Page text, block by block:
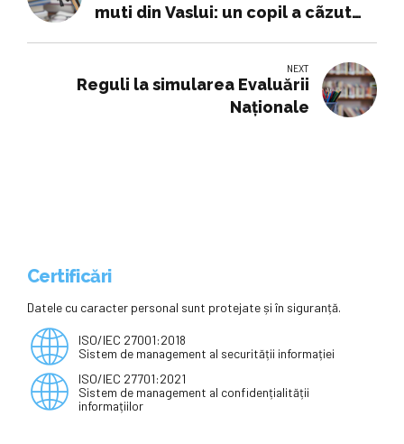
muti din Vaslui: un copil a cãzut
NEXT
Reguli la simularea Evaluării
Naţionale
Certificări
Datele cu caracter personal sunt protejate și în siguranță.
ISO/IEC 27001:2018
Sistem de management al securității informației
ISO/IEC 27701:2021
Sistem de management al confidențialității
informațiilor